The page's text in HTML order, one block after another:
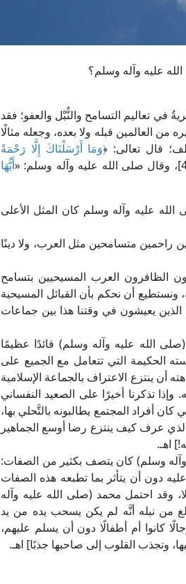
عليه وآله وسلم؟
تعاليم التسامح والنُّبْل والعفو؛ فقد
العالمين قبله ولا بعده، وجعله مثالًا
قال تعالى: ﴿وَمَا أَرْسَلْنَاكَ إِلَّا رَحْمَةً
أَيُّهَا
عليه وآله وسلم كان المثل الأعلى
متسامحين مثل العرب، ولا دينًا
الظافرون العرب المسيحيين بتسامح
ونستطيع أن نحكم بأن القبائل المسيحية
الذين يعيشون في وقتنا هذا بين جماعات
الله عليه وآله وسلم) قائدًا عظيمًا
الحكيمة التي تتعامل مع الجميع على
ينتزع الاعتراف بالجماعة الإسلامية
تذكرنا أخيرًا على الصعيد النفساني
أفراد المجتمع يطالبونه بالتَّحلي بها،
عرف كيف ينتزع رضا أوسع الجماهير
اهـ.
وسلم) كان يتصف بكثير من الصفات:
دون أن يتأثر بما تطبعه هذه الصفات
وقد احتمل محمد (صلى الله عليه وآله
من نبله أنَّه لم يكن يسحب يده من يد
كانوا أم أطفالًا دون أن يسلم عليهم،
وتجذب القلوب إلى صاحبها جذبًا] اهـ.